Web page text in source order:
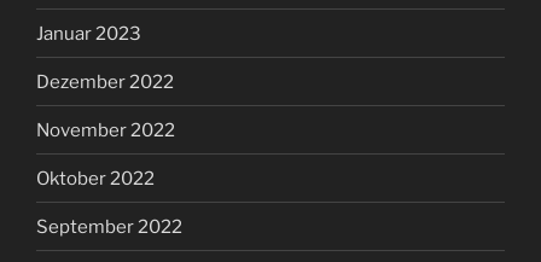
Januar 2023
Dezember 2022
November 2022
Oktober 2022
September 2022